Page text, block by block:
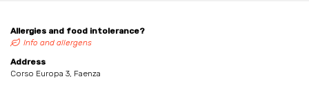
Allergies and food intolerance?
Info and allergens
Address
Corso Europa 3, Faenza